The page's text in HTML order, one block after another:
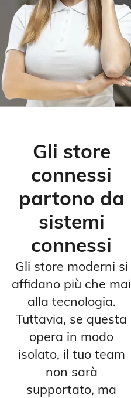
Gli store
connessi
partono da
sistemi
connessi
Gli store moderni si
affidano più che mai
alla tecnologia.
Tuttavia, se questa
opera in modo
isolato, il tuo team
non sarà
supportato, ma